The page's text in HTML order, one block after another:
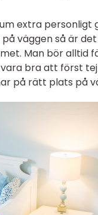
extra personligt
väggen så är
Man bör alltid
bra att först
på rätt plats på